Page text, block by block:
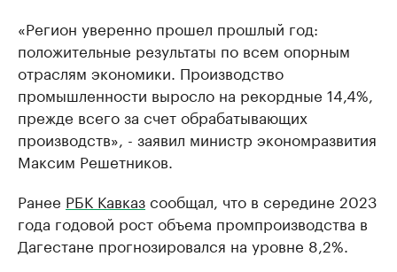
«Регион уверенно прошел прошлый год:
положительные результаты по всем опорным
отраслям экономики. Производство
промышленности выросло на рекордные 14,4%,
прежде всего за счет обрабатывающих
производств», - заявил министр экономразвития
Максим Решетников.
Ранее РБК Кавказсообщал, что в середине 2023
года годовой рост объема промпроизводства в
Дагестане прогнозировался на уровне 8,2%.